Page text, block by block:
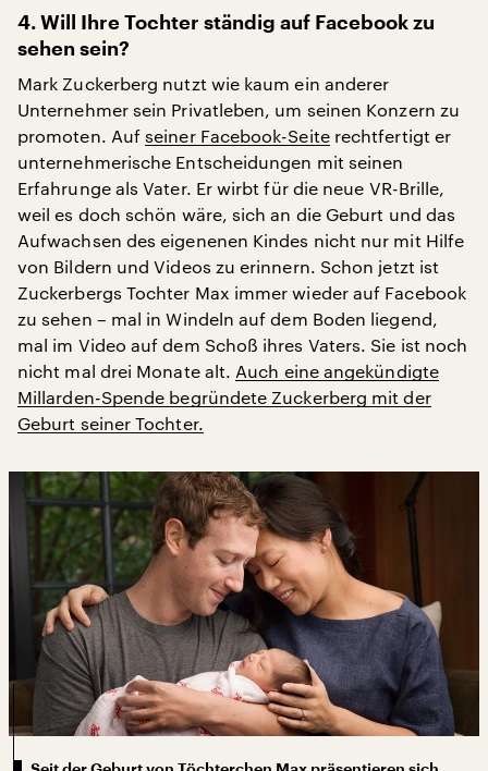
4. Will Ihre Tochter ständig auf Facebook zu
sehen sein?
Mark Zuckerberg nutzt wie kaum ein anderer
Unternehmer sein Privatleben, um seinen Konzern zu
promoten. Aufseiner Facebook-Seiterechtfertigt er
unternehmerische Entscheidungen mit seinen
Erfahrunge als Vater. Er wirbt für die neue VR-Brille,
weil es doch schön wäre, sich an die Geburt und das
Aufwachsen des eigenenen Kindes nicht nur mit Hilfe
von Bildern und Videos zu erinnern. Schon jetzt ist
Zuckerbergs Tochter Max immer wieder auf Facebook
zu sehen – mal in Windeln auf dem Boden liegend,
mal im Video auf dem Schoß ihres Vaters. Sie ist noch
nicht mal drei Monate alt. Auch eine angekündigte
Millarden-Spende begründete Zuckerberg mit der
Geburt seiner Tochter.